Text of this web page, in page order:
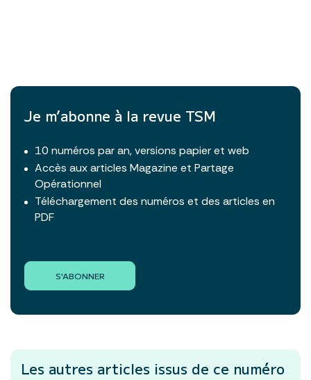
Je m’abonne à la revue TSM
10 numéros par an, versions papier et web
Accès aux articles Magazine et Partage
Opérationnel
Téléchargement des numéros et des articles en
PDF
S'ABONNER
Les autres articles issus de ce numéro